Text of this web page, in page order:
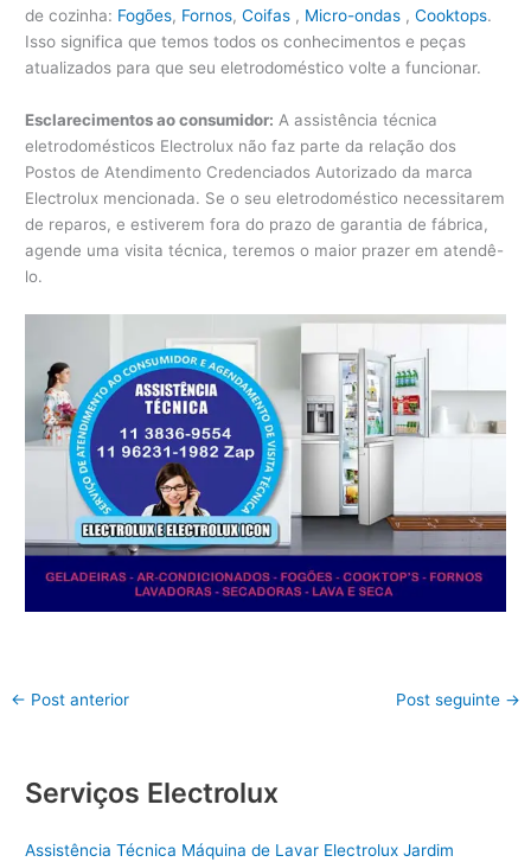
de cozinha: Fogões, Fornos,Coifas , Micro-ondas ,Cooktops.
Isso significa que temos todos os conhecimentos e peças
atualizados para que seu eletrodoméstico volte a funcionar.
Esclarecimentos ao consumidor: A assistência técnica
eletrodomésticos Electrolux não faz parte da relação dos
Postos de Atendimento Credenciados Autorizado da marca
Electrolux mencionada. Se o seu eletrodoméstico necessitarem
de reparos, e estiverem fora do prazo de garantia de fábrica,
agende uma visita técnica, teremos o maior prazer em atendê-
lo.
← Post anterior Post seguinte →
Serviços Electrolux
Assistência Técnica Máquina de Lavar Electrolux Jardim